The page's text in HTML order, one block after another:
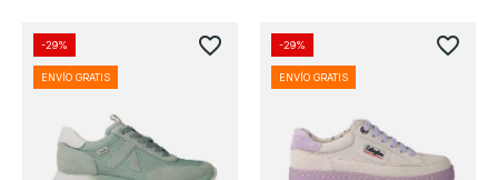
-29%
ENVÍO GRATIS
favorite_border -29%
ENVÍO GRATIS
favorite_border